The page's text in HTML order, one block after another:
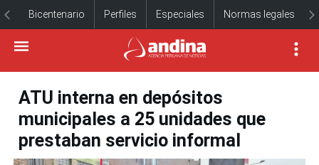
Bicentenario Perfiles Especiales Normas legales
ATU interna en depósitos
municipales a 25 unidades que
prestaban servicio informal